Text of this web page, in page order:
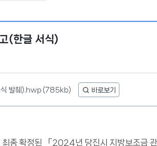
(한글 서식)
발췌).hwp(785kb)
종 확정된 「2024년 당진시 지방보조금